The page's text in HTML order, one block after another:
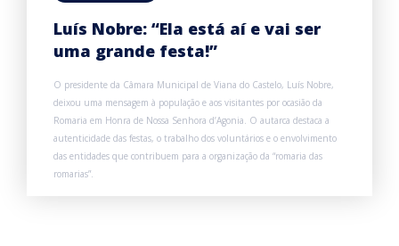
Luís Nobre: “Ela está aí e vai ser
uma grande festa!”
O presidente da Câmara Municipal de Viana do Castelo, Luís Nobre,
deixou uma mensagem à população e aos visitantes por ocasião da
Romaria em Honra de Nossa Senhora d’Agonia. O autarca destaca a
autenticidade das festas, o trabalho dos voluntários e o envolvimento
das entidades que contribuem para a organização da “romaria das
romarias”.